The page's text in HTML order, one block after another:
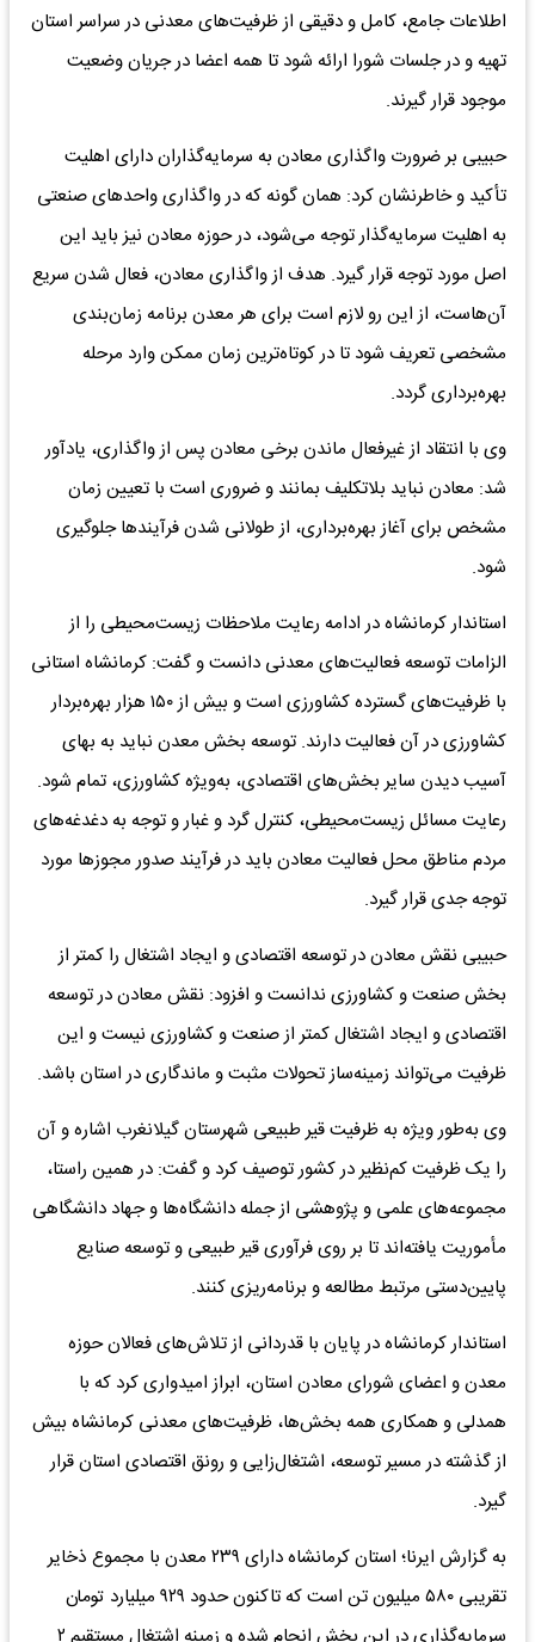
اطلاعات جامع، کامل و دقیقی از ظرفیت‌های معدنی در سراسر استان
تهیه و در جلسات شورا ارائه شود تا همه اعضا در جریان وضعیت
موجود قرار گیرند.
حبیبی بر ضرورت واگذاری معادن به سرمایه‌گذاران دارای اهلیت
تأکید و خاطرنشان کرد: همان گونه که در واگذاری واحدهای صنعتی
به اهلیت سرمایه‌گذار توجه می‌شود، در حوزه معادن نیز باید این
اصل مورد توجه قرار گیرد. هدف از واگذاری معادن، فعال شدن سریع
آن‌هاست، از این رو لازم است برای هر معدن برنامه زمان‌بندی
مشخصی تعریف شود تا در کوتاه‌ترین زمان ممکن وارد مرحله
بهره‌برداری گردد.
وی با انتقاد از غیرفعال ماندن برخی معادن پس از واگذاری، یادآور
شد: معادن نباید بلاتکلیف بمانند و ضروری است با تعیین زمان
مشخص برای آغاز بهره‌برداری، از طولانی شدن فرآیندها جلوگیری
شود.
استاندار کرمانشاه در ادامه رعایت ملاحظات زیست‌محیطی را از
الزامات توسعه فعالیت‌های معدنی دانست و گفت: کرمانشاه استانی
با ظرفیت‌های گسترده کشاورزی است و بیش از ۱۵۰ هزار بهره‌بردار
کشاورزی در آن فعالیت دارند. توسعه بخش معدن نباید به بهای
آسیب دیدن سایر بخش‌های اقتصادی، به‌ویژه کشاورزی، تمام شود.
رعایت مسائل زیست‌محیطی، کنترل گرد و غبار و توجه به دغدغه‌های
مردم مناطق محل فعالیت معادن باید در فرآیند صدور مجوزها مورد
توجه جدی قرار گیرد.
حبیبی نقش معادن در توسعه اقتصادی و ایجاد اشتغال را کمتر از
بخش صنعت و کشاورزی ندانست و افزود: نقش معادن در توسعه
اقتصادی و ایجاد اشتغال کمتر از صنعت و کشاورزی نیست و این
ظرفیت می‌تواند زمینه‌ساز تحولات مثبت و ماندگاری در استان باشد.
وی به‌طور ویژه به ظرفیت قیر طبیعی شهرستان گیلانغرب اشاره و آن
را یک ظرفیت کم‌نظیر در کشور توصیف کرد و گفت: در همین راستا،
مجموعه‌های علمی و پژوهشی از جمله دانشگاه‌ها و جهاد دانشگاهی
مأموریت یافته‌اند تا بر روی فرآوری قیر طبیعی و توسعه صنایع
پایین‌دستی مرتبط مطالعه و برنامه‌ریزی کنند.
استاندار کرمانشاه در پایان با قدردانی از تلاش‌های فعالان حوزه
معدن و اعضای شورای معادن استان، ابراز امیدواری کرد که با
همدلی و همکاری همه بخش‌ها، ظرفیت‌های معدنی کرمانشاه بیش
از گذشته در مسیر توسعه، اشتغال‌زایی و رونق اقتصادی استان قرار
گیرد.
به گزارش ایرنا؛ استان کرمانشاه دارای ۲۳۹ معدن با مجموع ذخایر
تقریبی ۵۸۰ میلیون تن است که تاکنون حدود ۹۲۹ میلیارد تومان